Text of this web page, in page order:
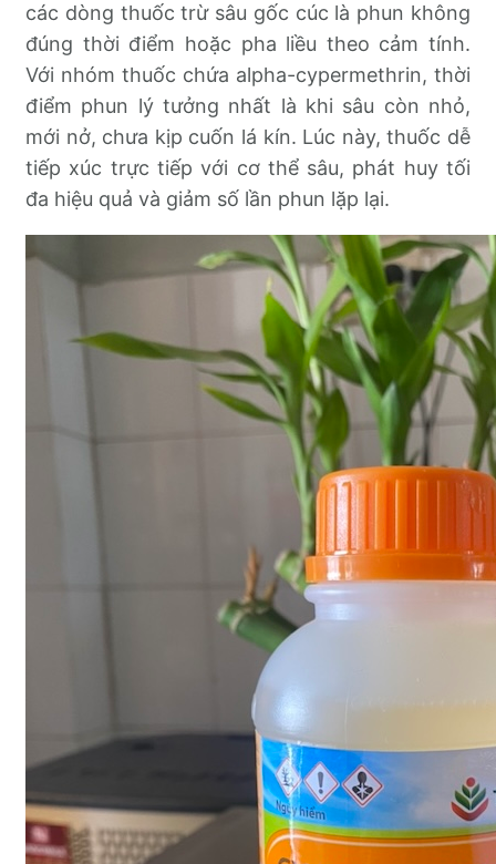
các dòng thuốc trừ sâu gốc cúc là phun không
đúng thời điểm hoặc pha liều theo cảm tính.
Với nhóm thuốc chứa alpha-cypermethrin, thời
điểm phun lý tưởng nhất là khi sâu còn nhỏ,
mới nở, chưa kịp cuốn lá kín. Lúc này, thuốc dễ
tiếp xúc trực tiếp với cơ thể sâu, phát huy tối
đa hiệu quả và giảm số lần phun lặp lại.